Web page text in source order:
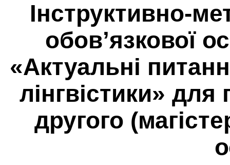
Інструктивно-
обов’язкової
«Актуальні
лінгвістики» для
другого